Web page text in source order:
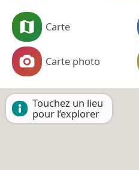
Carte
Carte photo
Touchez un lieu
pour l’explorer